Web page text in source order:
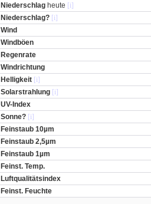
Niederschlag heute [i]
Niederschlag? [i]
Wind
Windböen
Regenrate
Windrichtung
Helligkeit [i]
Solarstrahlung [i]
UV-Index
Sonne? [i]
Feinstaub 10µm
Feinstaub 2,5µm
Feinstaub 1µm
Feinst. Temp.
Luftqualitätsindex
Feinst. Feuchte